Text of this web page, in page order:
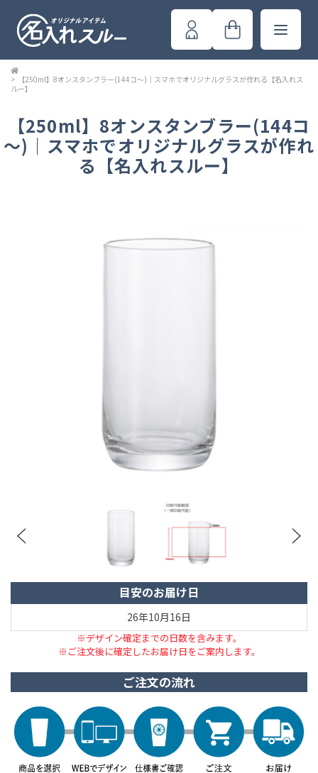
>
【250ml】8オンスタンブラー(144コ～)｜スマホでオリジナルグラスが作れる【名入れス
ルー】
【250ml】8オンスタンブラー(144コ
～)｜スマホでオリジナルグラスが作れ
る【名入れスルー】
目安のお届け日
26年10月16日
※デザイン確定までの日数を含みます。
※ご注文後に確定したお届け日をご案内します。
ご注文の流れ